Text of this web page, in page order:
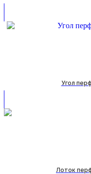
Угол
Лоток